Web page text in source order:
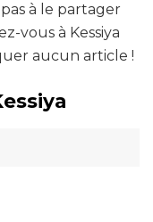
à le partager
vous à Kessiya
aucun article !